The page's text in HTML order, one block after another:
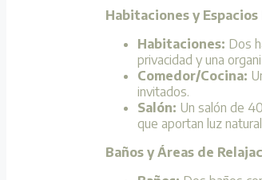
Habitaciones y
Habitaciones: Dos
privacidad y una
Comedor/Cocina:
invitados.
Salón: Un salón de
que aportan luz
Baños y Áreas de